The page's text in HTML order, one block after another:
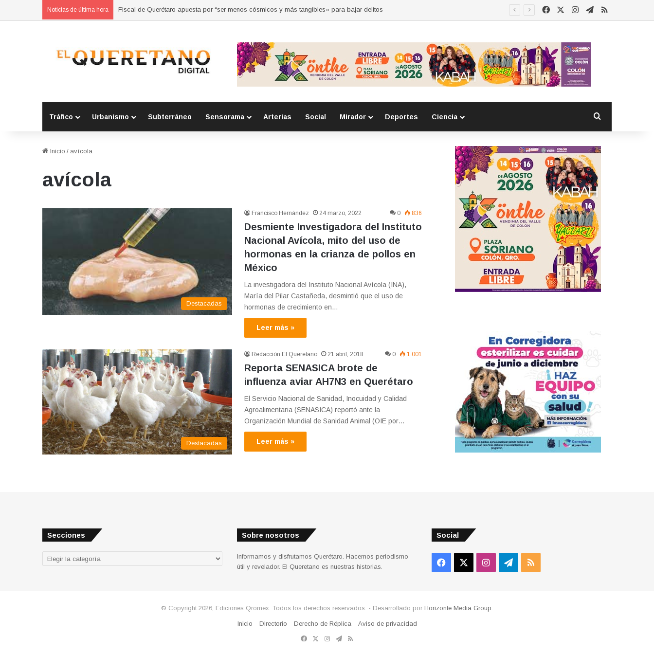
Noticias de última hora Fiscal de Querétaro apuesta por “ser menos cósmicos y más tangibles» para bajar delitos FacebookInstagram
Telegram
RSS
Tráfico Urbanismo Subterráneo Sensorama Arterias Social Mirador Deportes Ciencia
Inicio / avícola
avícola
Destacadas
Francisco Hernández 24 marzo, 2022 0 836
Desmiente Investigadora del Instituto
Nacional Avícola, mito del uso de
hormonas en la crianza de pollos en
México
La investigadora del Instituto Nacional Avícola (INA),
María del Pilar Castañeda, desmintió que el uso de
hormonas de crecimiento en…
Leer más »
Destacadas
Redacción El Queretano 21 abril, 2018 0 1.001
Reporta SENASICA brote de
influenza aviar AH7N3 en Querétaro
El Servicio Nacional de Sanidad, Inocuidad y Calidad
Agroalimentaria (SENASICA) reportó ante la
Organización Mundial de Sanidad Animal (OIE por…
Leer más »
Secciones
Secciones
Sobre nosotros
Informamos y disfrutamos Querétaro. Hacemos periodismo
útil y revelador. El Queretano es nuestras historias.
Social
Facebook InstagramTelegram
RSS
© Copyright 2026, Ediciones Qromex. Todos los derechos reservados. - Desarrollado por Horizonte Media Group.
Inicio Directorio Derecho de Réplica
Aviso de privacidad
Facebook
X Instagram
Telegram
RSS